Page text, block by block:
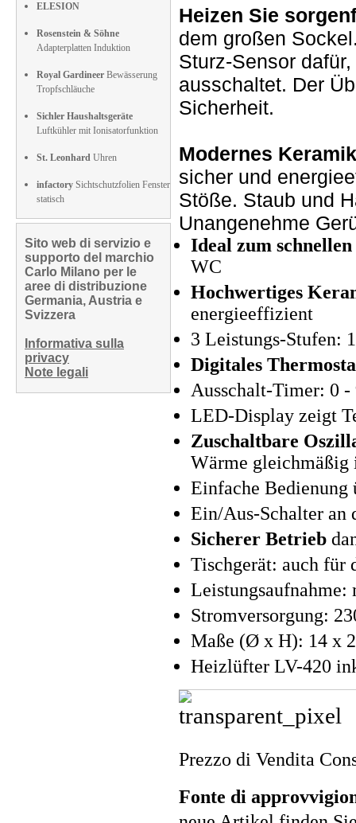
ELESION
Rosenstein & Söhne
Adapterplatten Induktion
Royal Gardineer Bewässerung
Tropfschläuche
Sichler Haushaltsgeräte
Luftkühler mit Ionisatorfunktion
St. Leonhard Uhren
infactory Sichtschutzfolien Fenster
statisch
Sito web di servizio e
supporto del marchio
Carlo Milano per le
aree di distribuzione
Germania, Austria e
Svizzera
Informativa sulla
privacy
Note legali
Heizen Sie
dem großen
Sturz-Sensor
ausschaltet. Der
Sicherheit.
Modernes
sicher und
Stöße. Staub und
Unangenehme
Ideal zum
WC
Hochwertiges
energieeffizient
3 Leistungs-Stufen:
Digitales
Ausschalt-Timer: 0
LED-Display zeigt
Zuschaltbare
Wärme gleichmäßig
Einfache Bedienung
Ein/Aus-Schalter an
Sicherer Betrieb
Tischgerät: auch für
Leistungsaufnahme:
Stromversorgung:
Maße (Ø x H): 14 x
Heizlüfter LV-420
Prezzo di Vendita
Fonte di